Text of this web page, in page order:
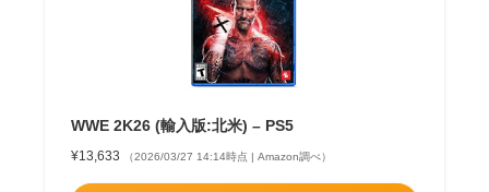
WWE 2K26 (輸入版:北米) – PS5
¥13,633 （2026/03/27 14:14時点 | Amazon調べ）